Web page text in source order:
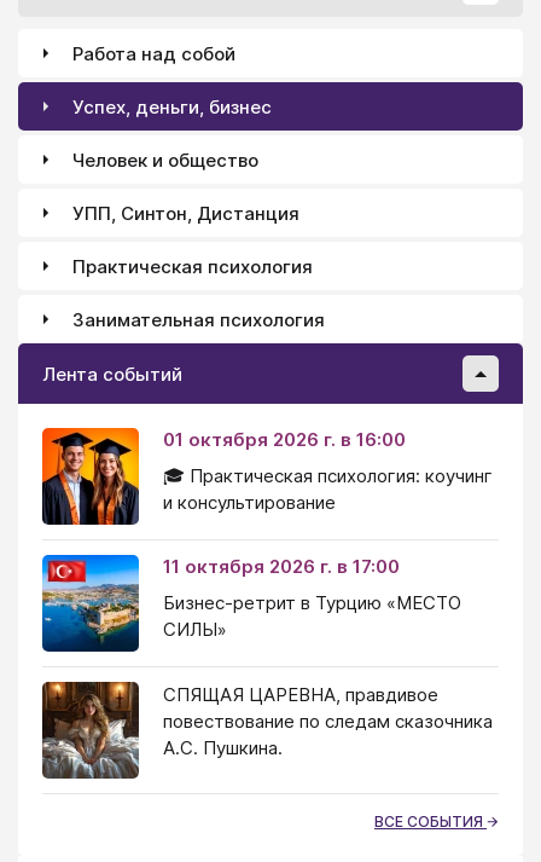
неповторимыми, больше никогда не будут
препятствиями для бесконфликтного общения.
Практические советы, которые легко выполнить,
помогут вам не только наладить теплые и
доверительные отношения в семье, но и сделают
вашу жизнь гармоничнее и счастливее.
Работа над собой
Успех, деньги, бизнес
Человек и общество
УПП, Синтон, Дистанция
Практическая психология
Занимательная психология
Лента событий
01 октября 2026 г. в 16:00
🎓 Практическая психология: коучинг
и консультирование
11 октября 2026 г. в 17:00
Бизнес-ретрит в Турцию «МЕСТО
СИЛЫ»
СПЯЩАЯ ЦАРЕВНА, правдивое
повествование по следам сказочника
А.С. Пушкина.
ВСЕ СОБЫТИЯ